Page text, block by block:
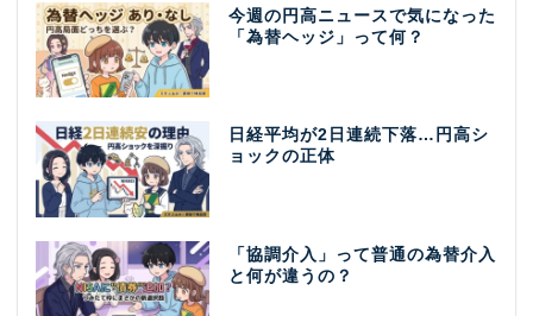
今週の円高ニュースで気になった
「為替ヘッジ」って何？
日経平均が2日連続下落…円高シ
ョックの正体
「協調介入」って普通の為替介入
と何が違うの？